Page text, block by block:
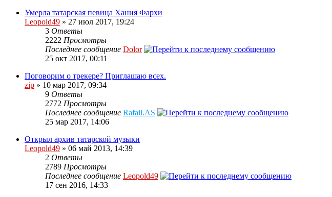
Умерла татарская певица Хания Фархи
Leopold49 » 27 июл 2017, 19:24
3 Ответы
2222 Просмотры
Последнее сообщение Dolor
25 окт 2017, 00:11
Поговорим о трекере? Приглашаю всех.
zip » 10 мар 2017, 09:34
9 Ответы
2772 Просмотры
Последнее сообщение Rafail.AS
25 мар 2017, 14:06
Открыл архив татарской музыки
Leopold49 » 06 май 2013, 14:39
2 Ответы
2789 Просмотры
Последнее сообщение Leopold49
17 сен 2016, 14:33